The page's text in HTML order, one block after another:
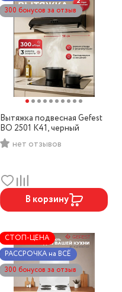
Вытяжка подвесная Gefest
ВО 2501 К41, черный
нет отзывов
В корзину
300 бонусов за отзыв
СТОП-ЦЕНА
РАССРОЧКА на ВСЁ
300 бонусов за отзыв